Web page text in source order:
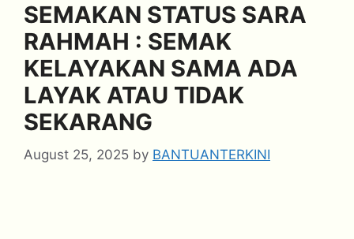
SEMAKAN STATUS SARA
RAHMAH : SEMAK
KELAYAKAN SAMA ADA
LAYAK ATAU TIDAK
SEKARANG
August 25, 2025 by BANTUANTERKINI